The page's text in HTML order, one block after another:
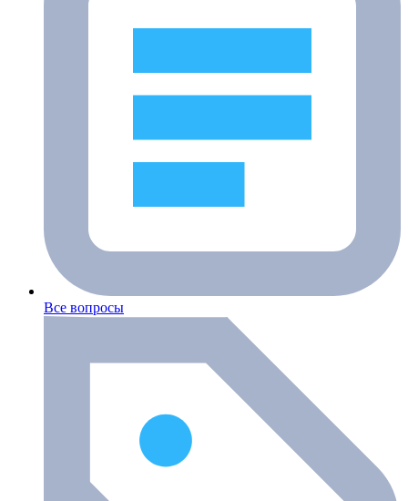
Все вопросы